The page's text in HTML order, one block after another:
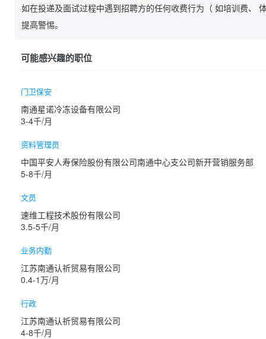
如在投递及面试过程中遇到招聘方的任何收费行为（ 如培训费、
提高警惕。
可能感兴趣的职位
门卫保安
南通星诺冷冻设备有限公司
3-4千/月
资料管理员
中国平安人寿保险股份有限公司南通中心支公司新开营销服务部
5-8千/月
文员
速维工程技术股份有限公司
3.5-5千/月
业务内勤
江苏南通认祈贸易有限公司
0.4-1万/月
行政
江苏南通认祈贸易有限公司
4-8千/月